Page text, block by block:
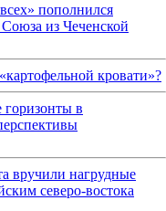
пополнился
из Чеченской
кровати»?
в
вручили нагрудные
северо-востока